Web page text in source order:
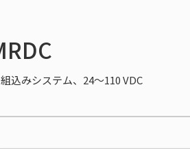
みシステム、24～110 VDC